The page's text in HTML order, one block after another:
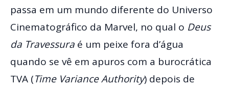
passa em um mundo diferente do Universo
Cinematográfico da Marvel, no qual o Deus
da Travessura é um peixe fora d’água
quando se vê em apuros com a burocrática
TVA (Time Variance Authority) depois de